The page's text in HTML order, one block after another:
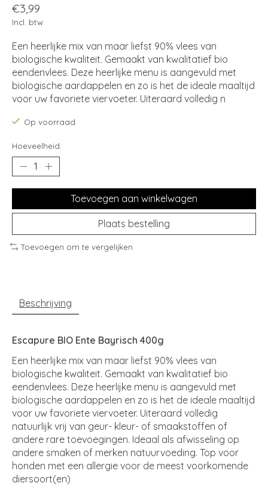
€3,99
Incl. btw
Een heerlijke mix van maar liefst 90% vlees van
biologische kwaliteit. Gemaakt van kwalitatief bio
eendenvlees. Deze heerlijke menu is aangevuld met
biologische aardappelen en zo is het de ideale maaltijd
voor uw favoriete viervoeter. Uiteraard volledig n
Op voorraad
Hoeveelheid:
Toevoegen aan winkelwagen
Plaats bestelling
Toevoegen om te vergelijken
Beschrijving
Escapure BIO Ente Bayrisch 400g
Een heerlijke mix van maar liefst 90% vlees van
biologische kwaliteit. Gemaakt van kwalitatief bio
eendenvlees. Deze heerlijke menu is aangevuld met
biologische aardappelen en zo is het de ideale maaltijd
voor uw favoriete viervoeter. Uiteraard volledig
natuurlijk vrij van geur- kleur- of smaakstoffen of
andere rare toevoegingen. Ideaal als afwisseling op
andere smaken of merken natuurvoeding. Top voor
honden met een allergie voor de meest voorkomende
diersoort(en)